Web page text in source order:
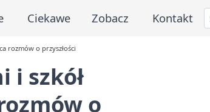
Ciekawe Zobacz Kontakt
rozmów o przyszłości
i szkół
o